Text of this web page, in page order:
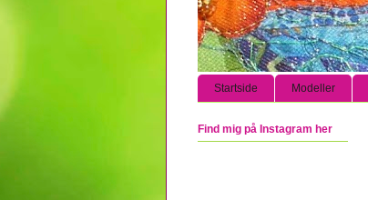
Startside Modeller
Find mig på Instagram her